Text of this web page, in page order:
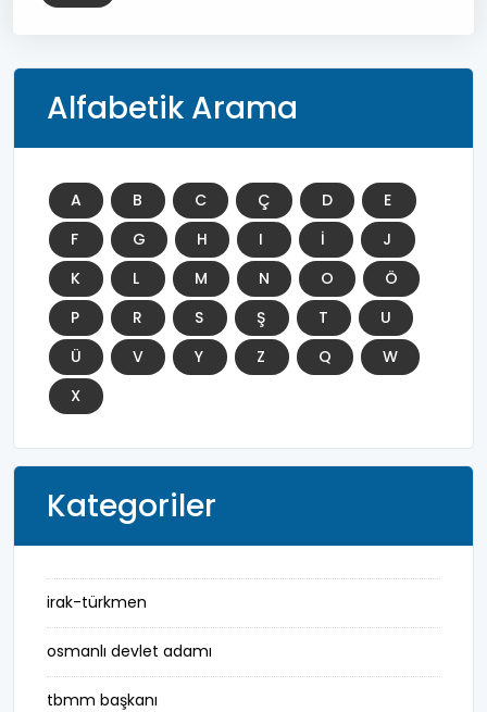
Alfabetik Arama
A B C Ç D
E
F
G H I İ
J
K
L M N O
Ö
P
R S Ş T
U
Ü
V Y Z Q
W
X
Kategoriler
irak-türkmen
osmanlı devlet adamı
tbmm başkanı